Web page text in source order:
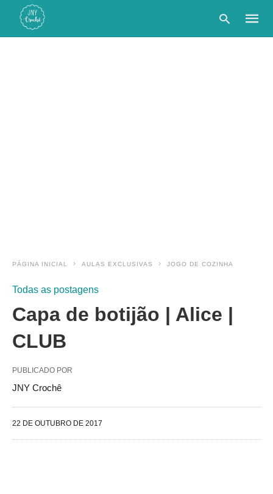
PÁGINA INICIAL AULAS EXCLUSIVAS JOGO DE COZINHA
Todas as postagens
Capa de botijão | Alice |
CLUB
PUBLICADO POR
JNY Crochê
22 DE OUTUBRO DE 2017